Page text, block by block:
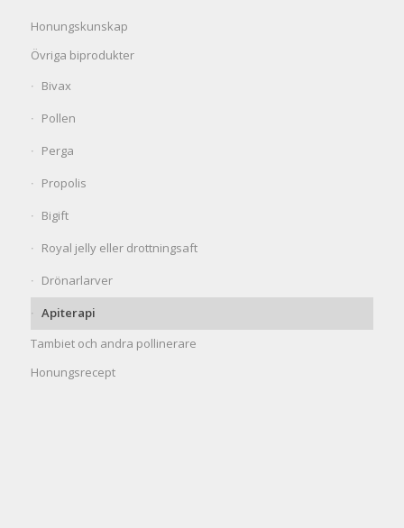
Honungskunskap
Övriga biprodukter
Bivax
Pollen
Perga
Propolis
Bigift
Royal jelly eller drottningsaft
Drönarlarver
Apiterapi
Tambiet och andra pollinerare
Honungsrecept